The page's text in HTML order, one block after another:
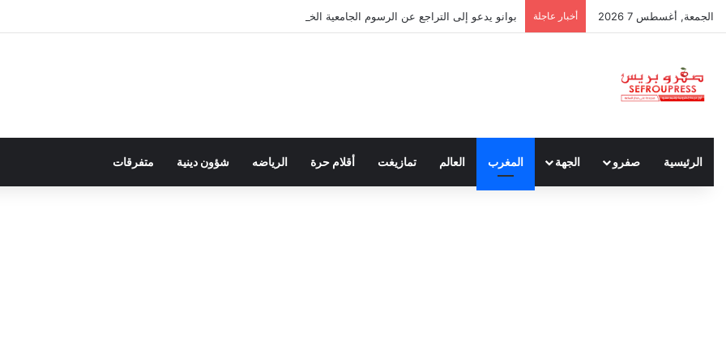
الجمعة, أغسطس 7 2026 أخبار عاجلة بوانو يدعو إلى التراجع عن الرسوم الجامعية الخاصة بالأجراء
الرئيسية صفرو الجهة المغرب العالم تمازيغت أقلام حرة الرياضه شؤون دينية متفرقات